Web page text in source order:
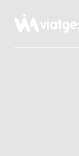
content